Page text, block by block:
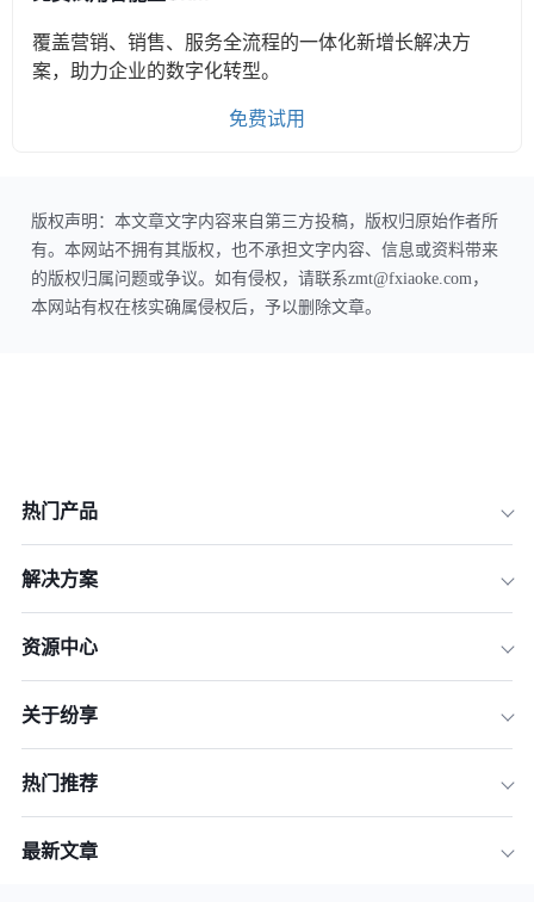
覆盖营销、销售、服务全流程的一体化新增长解决方
案，助力企业的数字化转型。
免费试用
版权声明：本文章文字内容来自第三方投稿，版权归原始作者所
有。本网站不拥有其版权，也不承担文字内容、信息或资料带来
的版权归属问题或争议。如有侵权，请联系zmt@fxiaoke.com，
本网站有权在核实确属侵权后，予以删除文章。
热门产品
解决方案
资源中心
关于纷享
热门推荐
最新文章